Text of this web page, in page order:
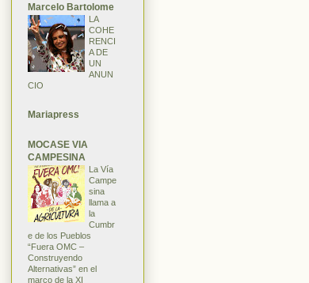
Marcelo Bartolome
LA
COHE
RENCI
A DE
UN
ANUN
CIO
Mariapress
MOCASE VIA
CAMPESINA
La Vía
Campe
sina
llama a
la
Cumbr
e de los Pueblos
“Fuera OMC –
Construyendo
Alternativas” en el
marco de la XI